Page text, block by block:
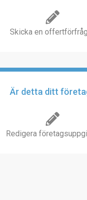
Skicka en
Är detta ditt
Redigera